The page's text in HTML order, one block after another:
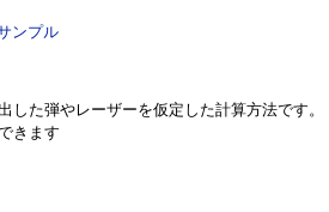
ンプル
した弾やレーザーを仮定した計算方法です。
きます